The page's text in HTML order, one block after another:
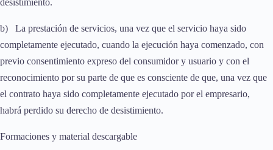
b) La prestación de servicios, una vez que el servicio haya sido
completamente ejecutado, cuando la ejecución haya comenzado, con
previo consentimiento expreso del consumidor y usuario y con el
reconocimiento por su parte de que es consciente de que, una vez que
el contrato haya sido completamente ejecutado por el empresario,
habrá perdido su derecho de desistimiento.
Formaciones y material descargable